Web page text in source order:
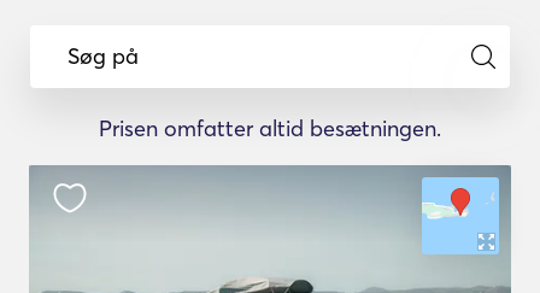
Søg på
Prisen omfatter altid besætningen.